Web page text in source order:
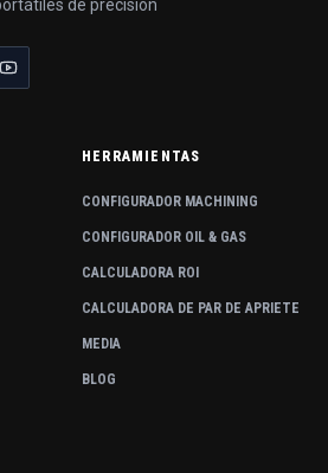
de precisión
HERRAMIENTAS
CONFIGURADOR MACHINING
CONFIGURADOR OIL & GAS
CALCULADORA ROI
CALCULADORA DE PAR DE APRIETE
MEDIA
BLOG